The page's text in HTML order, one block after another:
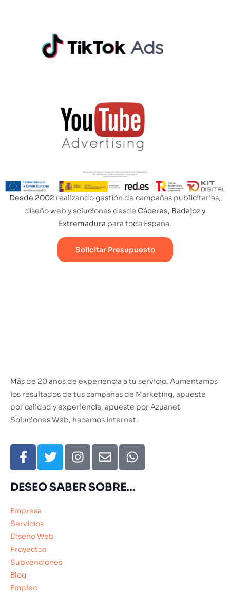
Desde 2002 realizando gestión de campañas publicitarias,
diseño web y soluciones desde Cáceres, Badajoz y
Extremadura para toda España.
Solicitar Presupuesto
Más de 20 años de experiencia a tu servicio. Aumentamos
los resultados de tus campañas de Marketing, apueste
por calidad y experiencia, apueste por Azuanet
Soluciones Web, hacemos Internet.
DESEO SABER SOBRE...
Empresa
Servicios
Diseño Web
Proyectos
Subvenciones
Blog
Empleo